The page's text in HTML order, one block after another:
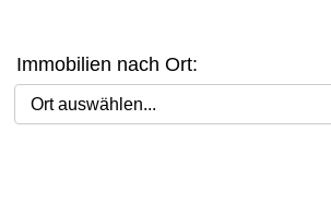
Immobilien nach Ort:
Ort auswählen